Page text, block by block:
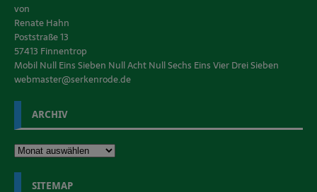
von
Renate Hahn
Poststraße 13
57413 Finnentrop
Mobil Null Eins Sieben Null Acht Null Sechs Eins Vier Drei Sieben
webmaster@serkenrode.de
ARCHIV
SITEMAP